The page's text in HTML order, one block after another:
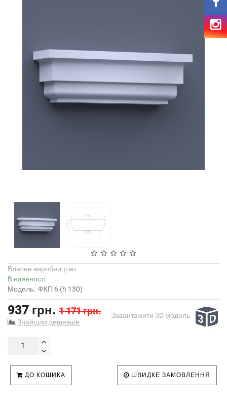
Власне виробництво
В наявності
Модель: ФКП 6 (h 130)
937 грн. 1 171 грн.
Знайшли дешевше
Завантажити 3D модель
ДО КОШИКА ШВИДКЕ ЗАМОВЛЕННЯ